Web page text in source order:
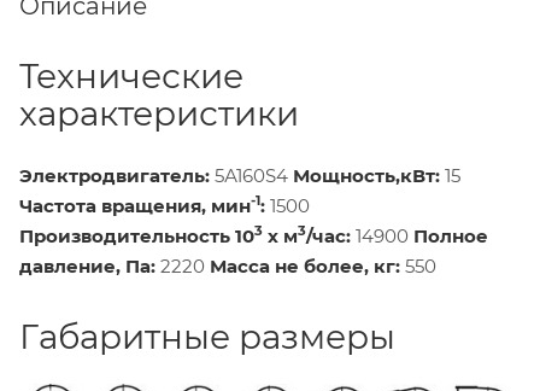
Технические
характеристики
Электродвигатель: 5А160S4 Мощность,кВт: 15
Частота вращения, мин-1: 1500
Производительность 103 х м3/час: 14900 Полное
давление, Па: 2220 Масса не более, кг: 550
Габаритные размеры